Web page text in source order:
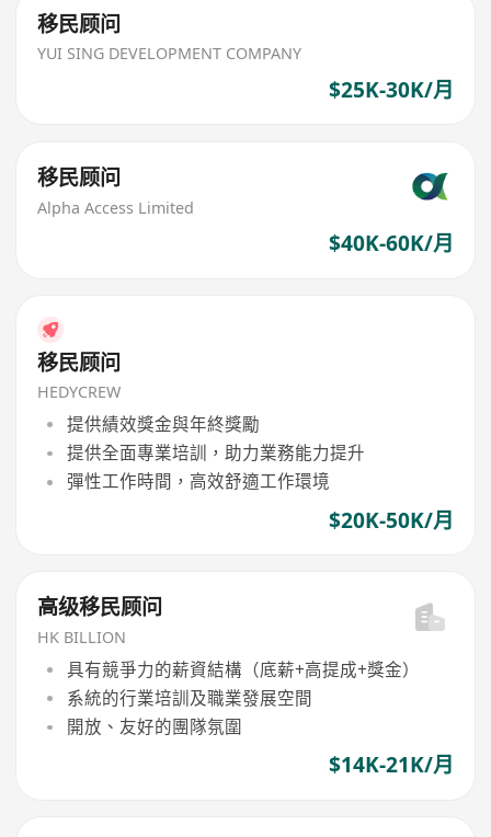
移民顾问
YUI SING DEVELOPMENT COMPANY
$25K-30K/月
移民顾问
Alpha Access Limited
$40K-60K/月
移民顾问
HEDYCREW
提供績效獎金與年終獎勵
提供全面專業培訓，助力業務能力提升
彈性工作時間，高效舒適工作環境
$20K-50K/月
高级移民顾问
HK BILLION
具有競爭力的薪資結構（底薪+高提成+獎金）
系統的行業培訓及職業發展空間
開放、友好的團隊氛圍
$14K-21K/月